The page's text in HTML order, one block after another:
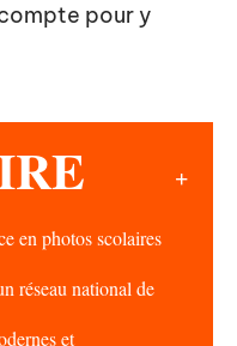
pour y
en photos scolaires
réseau national de
et